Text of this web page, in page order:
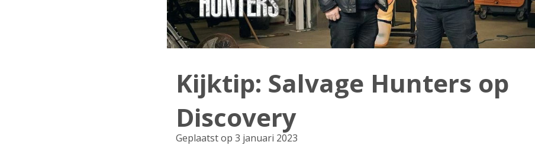
Kijktip: Salvage Hunters op
Discovery
Geplaatst op 3 januari 2023